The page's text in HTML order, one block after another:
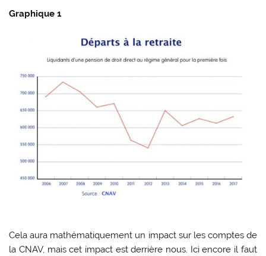
Graphique 1
Cela aura mathématiquement un impact sur les comptes de
la CNAV, mais cet impact est derrière nous. Ici encore il faut